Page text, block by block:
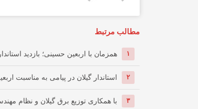
مطالب مرتبط
۱ همزمان با اربعین حسینی؛ بازدید
۲ استاندار گیلان در پیامی به مناسبت
۳ با همکاری توزیع برق گیلان و نظام